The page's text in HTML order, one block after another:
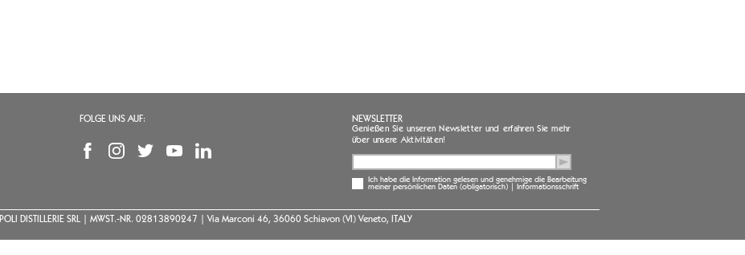
FOLGE UNS AUF: NEWSLETTER
Genießen Sie unseren Newsletter und erfahren Sie mehr
über unsere Aktivitäten!
Ich habe die Information gelesen und genehmige die Bearbeitung
meiner persönlichen Daten (obligatorisch) |
Informationsschrift
POLI DISTILLERIE SRL | MWST.-NR. 02813890247 | Via Marconi 46, 36060 Schiavon (VI) Veneto, ITALY